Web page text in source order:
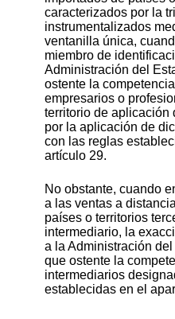
caracterizados por la
instrumentalizados
ventanilla única,
miembro de
Administración del
ostente la
empresarios o
territorio de aplicación
por la aplicación de
con las reglas
artículo 29.
No obstante, cuando
a las ventas a
países o territorios
intermediario, la
a la Administración
que ostente la
intermediarios
establecidas en el